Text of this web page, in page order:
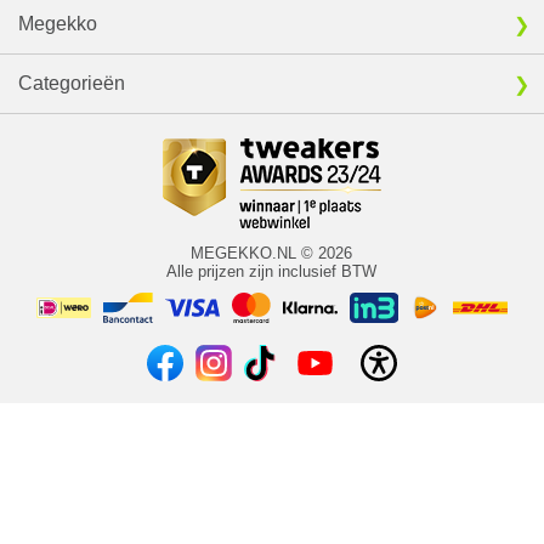
Megekko
Categorieën
MEGEKKO.NL © 2026
Alle prijzen zijn inclusief BTW